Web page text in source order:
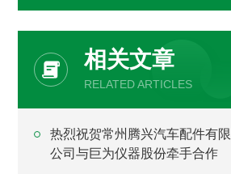
相关文章
RELATED ARTICLES
热烈祝贺常州腾兴汽车配件有限
公司与巨为仪器股份牵手合作